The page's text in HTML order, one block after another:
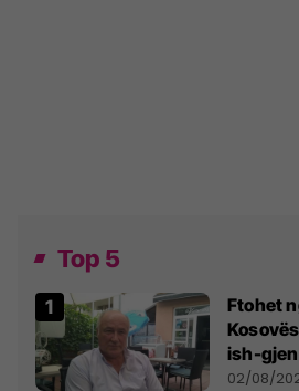
Top 5
Ftohet
ish-
dikush
02/08/